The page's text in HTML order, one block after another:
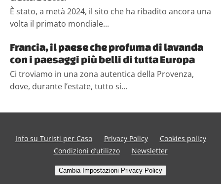
È stato, a metà 2024, il sito che ha ribadito ancora una
volta il primato mondiale...
Francia, il paese che profuma di lavanda
con i paesaggi più belli di tutta Europa
Ci troviamo in una zona autentica della Provenza,
dove, durante l’estate, tutto si...
Info su Turisti per Caso Privacy Policy
Cookies policy
Condizioni d’utilizzo
Newsletter
Cambia Impostazioni Privacy Policy